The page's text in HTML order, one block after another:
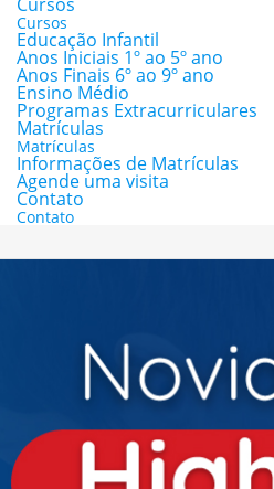
Cursos
Educação Infantil
Anos Iniciais 1º ao 5º ano
Anos Finais 6º ao 9º ano
Ensino Médio
Programas Extracurriculares
Matrículas
Matrículas
Informações de Matrículas
Agende uma visita
Contato
Contato